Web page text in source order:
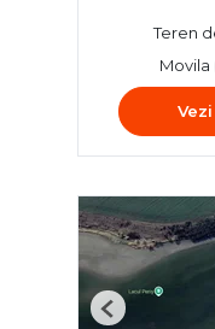
Teren
Movila
Previous